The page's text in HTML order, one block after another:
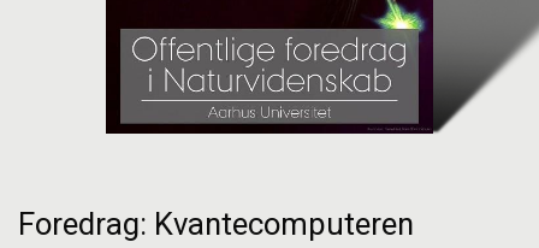
Foredrag: Kvantecomputeren